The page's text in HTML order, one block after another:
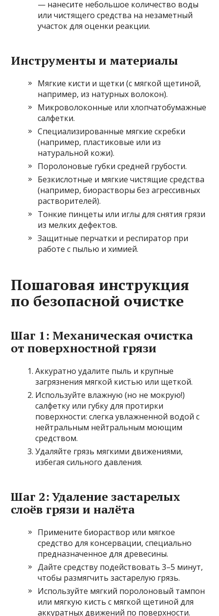
— нанесите небольшое количество воды
или чистящего средства на незаметный
участок для оценки реакции.
Инструменты и материалы
Мягкие кисти и щетки (с мягкой щетиной,
например, из натурных волокон).
Микроволоконные или хлопчатобумажные
салфетки.
Специализированные мягкие скребки
(например, пластиковые или из
натуральной кожи).
Поролоновые губки средней грубости.
Безкислотные и мягкие чистящие средства
(например, биорастворы без агрессивных
растворителей).
Тонкие пинцеты или иглы для снятия грязи
из мелких дефектов.
Защитные перчатки и респиратор при
работе с пылью и химией.
Пошаговая инструкция
по безопасной очистке
Шаг 1: Механическая очистка
от поверхностной грязи
Аккуратно удалите пыль и крупные
загрязнения мягкой кистью или щеткой.
Используйте влажную (но не мокрую!)
салфетку или губку для протирки
поверхности: слегка увлажненной водой с
нейтральным нейтральным моющим
средством.
Удаляйте грязь мягкими движениями,
избегая сильного давления.
Шаг 2: Удаление застарелых
слоёв грязи и налёта
Примените биораствор или мягкое
средство для консервации, специально
предназначенное для древесины.
Дайте средству подействовать 3–5 минут,
чтобы размягчить застарелую грязь.
Используйте мягкий поролоновый тампон
или мягкую кисть с мягкой щетиной для
аккуратных движений по поверхности.